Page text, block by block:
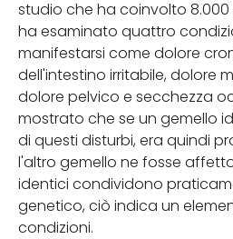
studio che ha coinvolto
ha esaminato quattro
manifestarsi come dolore
dell'intestino irritabile, dolore
dolore pelvico e secchezza
mostrato che se un gemello
di questi disturbi, era quindi
l'altro gemello ne fosse
identici condividono
genetico, ciò indica un
condizioni.